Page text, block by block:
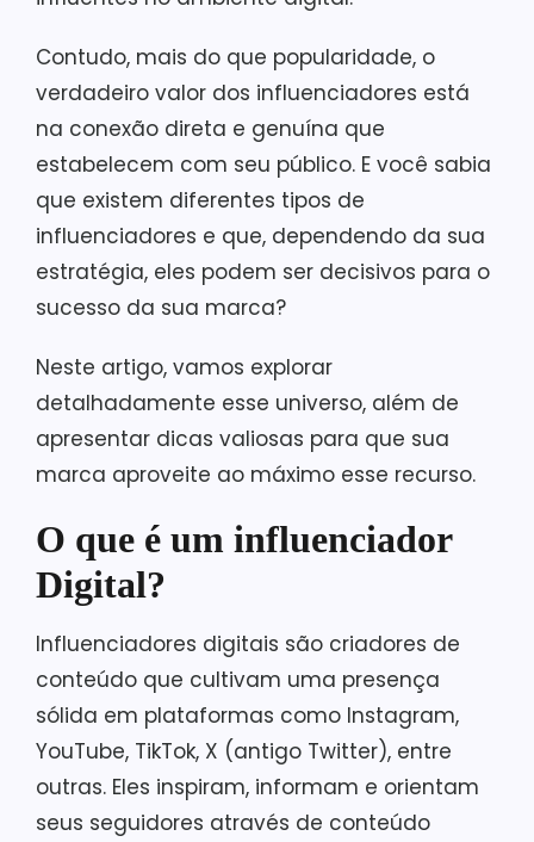
Contudo, mais do que popularidade, o
verdadeiro valor dos influenciadores está
na conexão direta e genuína que
estabelecem com seu público. E você sabia
que existem diferentes tipos de
influenciadores e que, dependendo da sua
estratégia, eles podem ser decisivos para o
sucesso da sua marca?
Neste artigo, vamos explorar
detalhadamente esse universo, além de
apresentar dicas valiosas para que sua
marca aproveite ao máximo esse recurso.
O que é um influenciador
Digital?
Influenciadores digitais são criadores de
conteúdo que cultivam uma presença
sólida em plataformas como Instagram,
YouTube, TikTok, X (antigo Twitter), entre
outras. Eles inspiram, informam e orientam
seus seguidores através de conteúdo